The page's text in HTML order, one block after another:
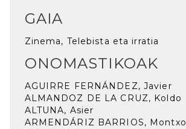
GAIA
Zinema, Telebista eta irratia
ONOMASTIKOAK
AGUIRRE FERNÁNDEZ, Javier
ALMANDOZ DE LA CRUZ, Koldo
ALTUNA, Asier
ARMENDÁRIZ BARRIOS, Montxo